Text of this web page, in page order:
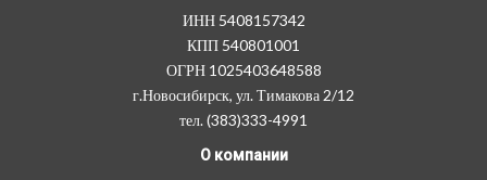
ИНН 5408157342
КПП 540801001
ОГРН 1025403648588
г.Новосибирск, ул. Тимакова 2/12
тел. (383)333-4991
О компании